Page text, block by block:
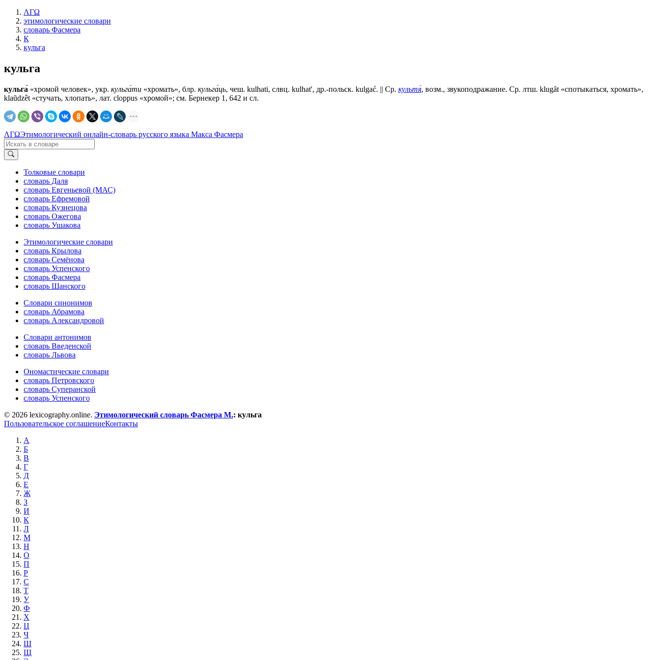
ΛΓΩ
этимологические словари
словарь Фасмера
К
кульга
кульга
кульга́ «хромой человек», укр. кульга́ти «хромать», блр. кульга́ць, чеш. kulhati, слвц. kulhаt', др.-польск. kulgać. || Ср. культя́, возм., звукоподражание. Ср. лтш. klugȃt «спотыкаться, хромать»,
klaũdzêt «стучать, хлопать», лат. сlоррus «хромой»; см. Бернекер 1, 642 и сл.
ΛΓΩЭтимологический онлайн-словарь русского языка Макса Фасмера
Толковые словари
словарь Даля
словарь Евгеньевой (МАС)
словарь Ефремовой
словарь Кузнецова
словарь Ожегова
словарь Ушакова
Этимологические словари
словарь Крылова
словарь Семёнова
словарь Успенского
словарь Фасмера
словарь Шанского
Словари синонимов
словарь Абрамова
словарь Александровой
Словари антонимов
словарь Введенской
словарь Львова
Ономастические словари
словарь Петровского
словарь Суперанской
словарь Успенского
© 2026 lexicography.online. Этимологический словарь Фасмера М.: кульга
Пользовательское соглашениеКонтакты
А
Б
В
Г
Д
Е
Ж
З
И
К
Л
М
Н
О
П
Р
С
Т
У
Ф
Х
Ц
Ч
Ш
Щ